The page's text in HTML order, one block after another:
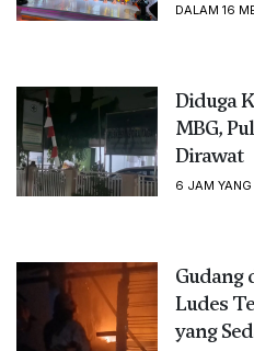
DALAM 16
Diduga
MBG,
Dirawat
6 JAM YANG
Gudang
Ludes
yang